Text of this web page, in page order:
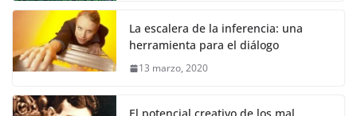
La escalera de la inferencia: una
herramienta para el diálogo
13 marzo, 2020